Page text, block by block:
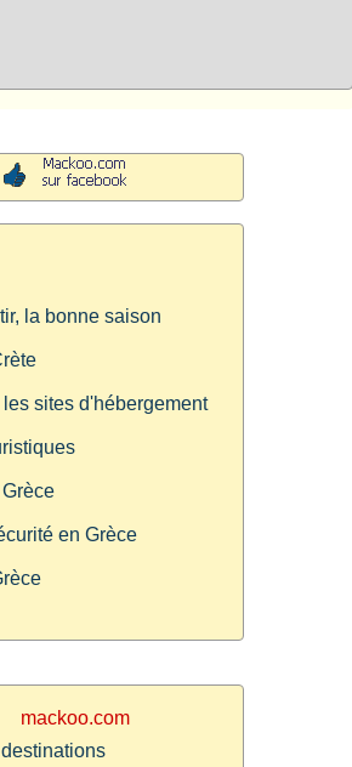
la bonne saison
sites d'hébergement
en Grèce
mackoo.com